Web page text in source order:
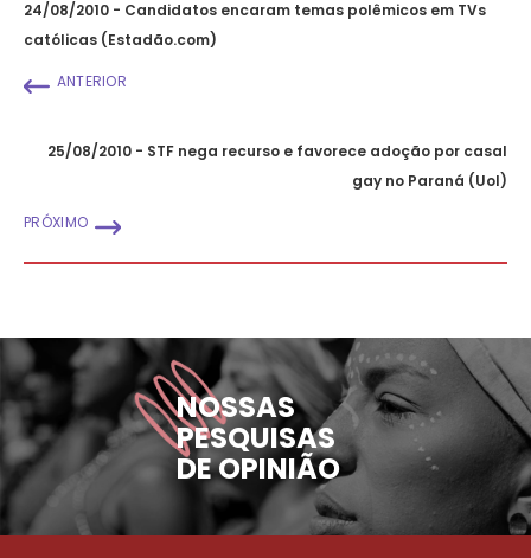
24/08/2010 - Candidatos encaram temas polêmicos em TVs
católicas (Estadão.com)
ANTERIOR
25/08/2010 - STF nega recurso e favorece adoção por casal
gay no Paraná (Uol)
PRÓXIMO
NOSSAS
PESQUISAS
DE OPINIÃO